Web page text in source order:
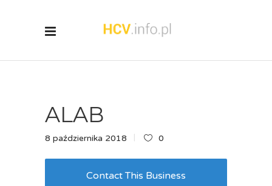
ALAB
8 października 2018 0
Contact This Business